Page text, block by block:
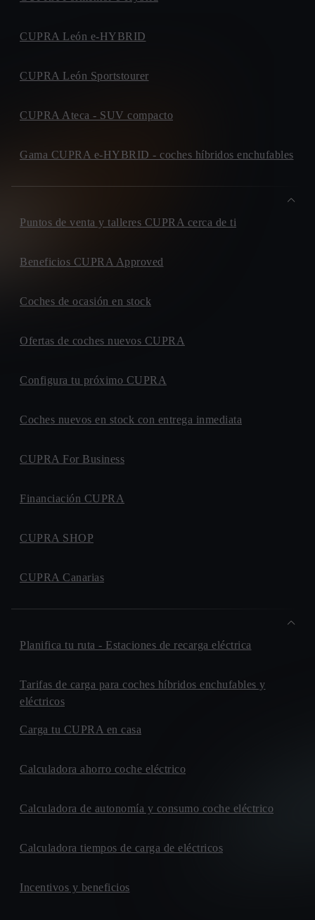
CUPRA León e-HYBRID
CUPRA León Sportstourer
CUPRA Ateca - SUV compacto
Gama CUPRA e-HYBRID - coches híbridos enchufables
Puntos de venta y talleres CUPRA cerca de ti
Beneficios CUPRA Approved
Coches de ocasión en stock
Ofertas de coches nuevos CUPRA
Configura tu próximo CUPRA
Coches nuevos en stock con entrega inmediata
CUPRA For Business
Financiación CUPRA
CUPRA SHOP
CUPRA Canarias
Planifica tu ruta - Estaciones de recarga eléctrica
Tarifas de carga para coches híbridos enchufables y
eléctricos
Carga tu CUPRA en casa
Calculadora ahorro coche eléctrico
Calculadora de autonomía y consumo coche eléctrico
Calculadora tiempos de carga de eléctricos
Incentivos y beneficios